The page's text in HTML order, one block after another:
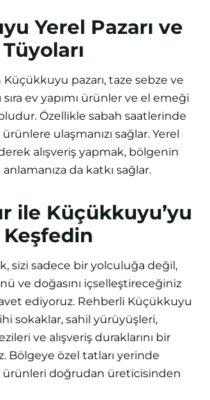
Yerel Pazarı ve
pazarı, taze sebze ve
ev yapımı ürünler ve el emeği
Özellikle sabah saatlerinde
ulaşmanızı sağlar. Yerel
alışveriş yapmak, bölgenin
da katkı sağlar.
ile Küçükkuyu’yu
sizi sadece bir yolculuğa değil,
ve doğasını içselleştireceğiniz
ediyoruz. Rehberli Küçükkuyu
sokaklar, sahil yürüyüşleri,
ve alışveriş duraklarını bir
Bölgeye özel tatları yerinde
ürünleri doğrudan üreticisinden